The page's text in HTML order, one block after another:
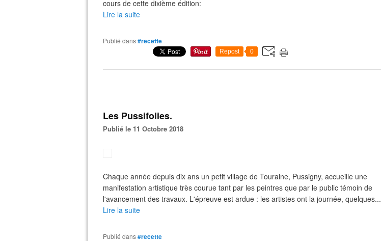
cours de cette dixième édition:
Lire la suite
Publié dans#recette
Repost 0
Les Pussifolies.
Publié le 11 Octobre 2018
Chaque année depuis dix ans un petit village de Touraine, Pussigny, accueille une
manifestation artistique très courue tant par les peintres que par le public témoin de
l'avancement des travaux. L'épreuve est ardue : les artistes ont la journée, quelques...
Lire la suite
Publié dans#recette